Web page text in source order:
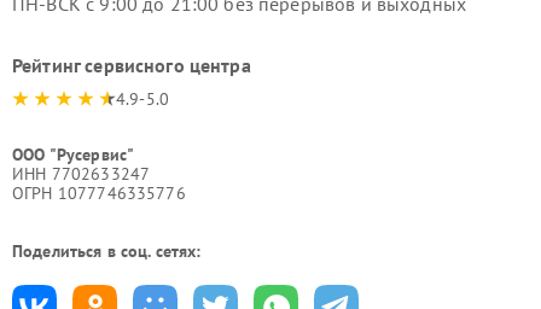
Рейтинг сервисного центра
4.9-5.0
ООО "Русервис"
ИНН 7702633247
ОГРН 1077746335776
Поделиться в соц. сетях: